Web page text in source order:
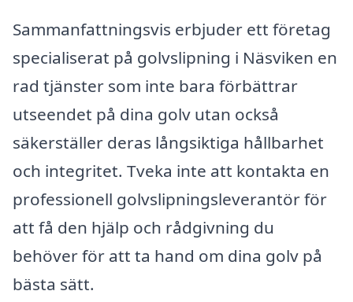
Sammanfattningsvis erbjuder ett företag
specialiserat på golvslipning i Näsviken en
rad tjänster som inte bara förbättrar
utseendet på dina golv utan också
säkerställer deras långsiktiga hållbarhet
och integritet. Tveka inte att kontakta en
professionell golvslipningsleverantör för
att få den hjälp och rådgivning du
behöver för att ta hand om dina golv på
bästa sätt.